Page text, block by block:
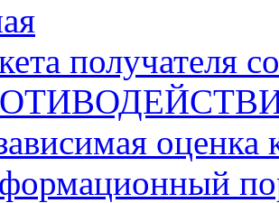
получателя
оценка